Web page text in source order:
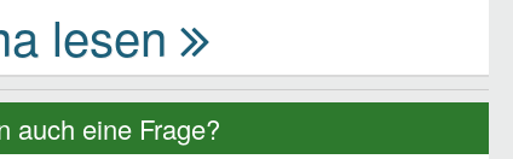
auch eine Frage?